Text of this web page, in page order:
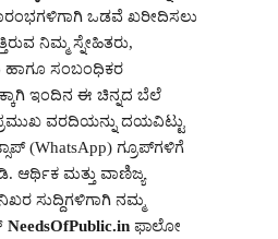
ಒಡವೆ ಖರೀದಿಸಲು
ನಿಮ್ಮ ಸ್ನೇಹಿತರು,
ಹಾಗೂ ಸಂಬಂಧಿಕರ
ಇಂದಿನ ಈ ಚಿನ್ನದ ಬೆಲೆ
ವರದಿಯನ್ನು ದಯವಿಟ್ಟು
(WhatsApp) ಗ್ರೂಪ್‌ಗಳಿಗೆ
ಆರ್ಥಿಕ ಮತ್ತು ವಾಣಿಜ್ಯ
ಸುದ್ದಿಗಳಿಗಾಗಿ ನಮ್ಮ
NeedsOfPublic.in ಫಾಲೋ